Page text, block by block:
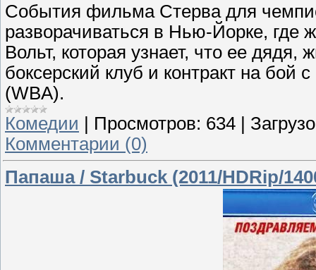
События фильма Стерва для
разворачиваться в Нью-Йорке, где
Вольт, которая узнает, что ее
боксерский клуб и контракт на
(WBA).
Комедии | Просмотров: 634 |
Комментарии (0)
Папаша / Starbuck (2011/HDRip/